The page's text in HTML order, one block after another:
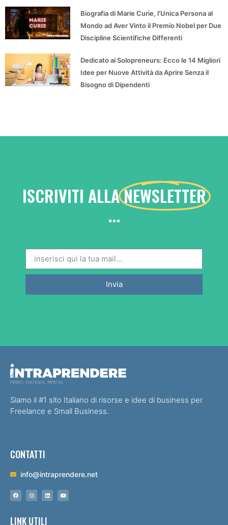
Biografia di Marie Curie, l’Unica Persona al
Mondo ad Aver Vinto il Premio Nobel per Due
Discipline Scientifiche Differenti
Dedicato ai Solopreneurs: Ecco le 14 Migliori
Idee per Nuove Attività da Aprire Senza il
Bisogno di Dipendenti
ISCRIVITI ALLANEWSLETTER
...
Invia
Siamo il #1 sito Italiano di risorse e idee di business per
Freelance e Small Business.
CONTATTI
info@intraprendere.net
LINK UTILI